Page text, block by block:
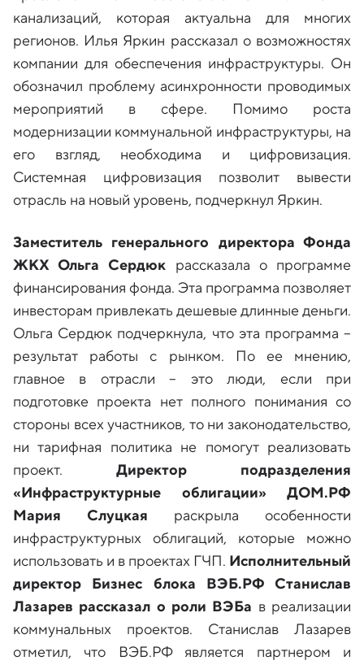
канализаций, которая актуальна для многих
регионов. Илья Яркин рассказал о возможностях
компании для обеспечения инфраструктуры. Он
обозначил проблему асинхронности проводимых
мероприятий в сфере. Помимо роста
модернизации коммунальной инфраструктуры, на
его взгляд, необходима и цифровизация.
Системная цифровизация позволит вывести
отрасль на новый уровень, подчеркнул Яркин.
Заместитель генерального директора Фонда
ЖКХ Ольга Сердюк рассказала о программе
финансирования фонда. Эта программа позволяет
инвесторам привлекать дешевые длинные деньги.
Ольга Сердюк подчеркнула, что эта программа –
результат работы с рынком. По ее мнению,
главное в отрасли – это люди, если при
подготовке проекта нет полного понимания со
стороны всех участников, то ни законодательство,
ни тарифная политика не помогут реализовать
проект. Директор подразделения
«Инфраструктурные облигации» ДОМ.РФ
Мария Слуцкая раскрыла особенности
инфраструктурных облигаций, которые можно
использовать и в проектах ГЧП. Исполнительный
директор Бизнес блока ВЭБ.РФ Станислав
Лазарев рассказал о роли ВЭБа в реализации
коммунальных проектов. Станислав Лазарев
отметил, что ВЭБ.РФ является партнером и